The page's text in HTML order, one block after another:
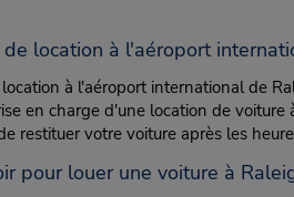
location à l'aéroport
à l'aéroport international de
en charge d'une location de
restituer votre voiture après les
pour louer une voiture à